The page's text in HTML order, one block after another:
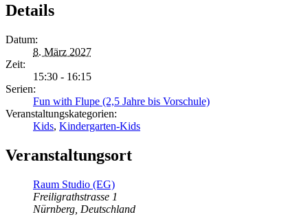
Details
Datum:
8. März 2027
Zeit:
15:30 - 16:15
Serien:
Fun with Flupe (2,5 Jahre bis Vorschule)
Veranstaltungskategorien:
Kids, Kindergarten-Kids
Veranstaltungsort
Raum Studio (EG)
Freiligrathstrasse 1
Nürnberg Deutschland